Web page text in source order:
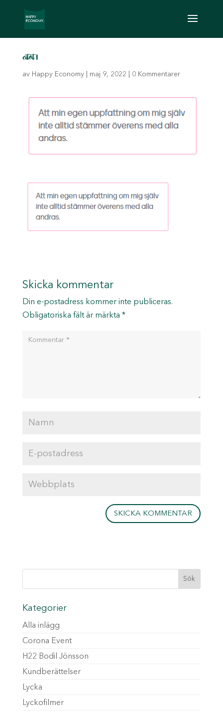
citat1
av Happy Economy| maj 9, 2022 0 Kommentarer
Skicka kommentar
Din e-postadress kommer inte publiceras.
Obligatoriska fält är märkta *
Kategorier
Alla inlägg
Corona Event
H22 Bodil Jönsson
Kundberättelser
Lycka
Lyckofilmer